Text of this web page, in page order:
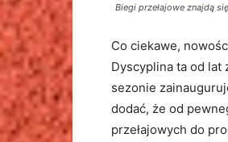
Biegi przełajowe znajdą
Co ciekawe,
Dyscyplina ta od lat
sezonie
dodać, że od
przełajowych do